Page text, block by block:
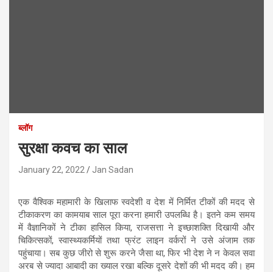
ब्लॉग
सुरक्षा कवच का साल
January 22, 2022 Jan Sadan
एक वैश्विक महामारी के खिलाफ स्वदेशी व देश में निर्मित टीकों की मदद से
टीकाकरण का कामयाब साल पूरा करना हमारी उपलब्धि है। इतने कम समय
में वैज्ञानिकों ने टीका हासिल किया, राजसत्ता ने इच्छाशक्ति दिखायी और
चिकित्सकों, स्वास्थ्यकर्मियों तथा फ्रंट लाइन वर्करों ने उसे अंजाम तक
पहुंचाया। सब कुछ जीरो से शुरू करने जैसा था, फिर भी देश ने न केवल सवा
अरब से ज्यादा आबादी का ख्याल रखा बल्कि दूसरे देशों की भी मदद की। हम